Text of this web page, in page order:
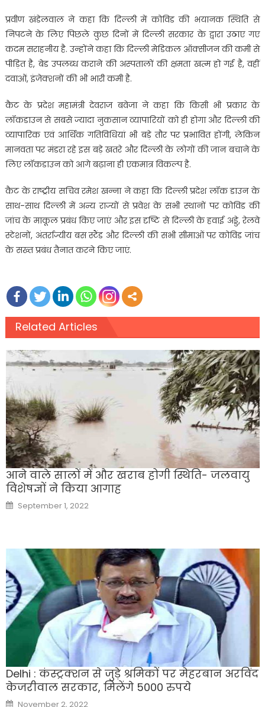
प्रवीण खंडेलवाल ने कहा कि दिल्ली में कोविड की भयानक स्थिति से
निपटने के लिए पिछले कुछ दिनों में दिल्ली सरकार के द्वारा उठाए गए
कदम सराहनीय है. उन्होंने कहा कि दिल्ली मेडिकल ऑक्सीजन की कमी से
पीड़ित है, बेड उपलब्ध कराने की अस्पतालों की क्षमता खत्म हो गई है, वहीं
दवाओं, इंजेक्शनों की भी भारी कमी है.
कैट के प्रदेश महामंत्री देवराज बवेजा ने कहा कि किसी भी प्रकार के
लॉकडाउन से सबसे ज्यादा नुकसान व्यापारियों को ही होगा और दिल्ली की
व्यापारिक एवं आर्थिक गतिविधियां भी बड़े तौर पर प्रभावित होंगी, लेकिन
मानवता पर मंडरा रहे इस बड़े खतरे और दिल्ली के लोगों की जान बचाने के
लिए लॉकडाउन को आगे बढ़ाना ही एकमात्र विकल्प है.
कैट के राष्ट्रीय सचिव रमेश खन्ना ने कहा कि दिल्ली प्रदेश लॉक डाउन के
साथ-साथ दिल्ली में अन्य राज्यों से प्रवेश के सभी स्थानों पर कोविड की
जांच के माकूल प्रबंध किए जाएं और इस दृष्टि से दिल्ली के हवाई अड्डे, रेलवे
स्टेशनों, अंतर्राज्यीय बस स्टैंड और दिल्ली की सभी सीमाओं पर कोविड जांच
के सख्त प्रबंध तैनात करने किए जाएं.
Related Articles
आने वाले सालों में और खराब होगी स्थिति- जलवायु
विशेषज्ञों ने किया आगाह
Posted
on
September 1, 2022
Delhi : कंस्ट्रक्शन से जुड़े श्रमिकों पर मेहरबान अरविंद
केजरीवाल सरकार, मिलेंगे 5000 रुपये
Posted
November 2, 2022